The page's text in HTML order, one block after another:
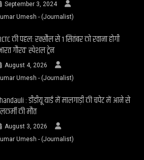
September 3, 2024
Umesh - (Journalist)
की पहल: रक्सौल से 1 सितंबर को रवाना होगी
गौरव’ स्पेशल ट्रेन
August 4, 2026
Umesh - (Journalist)
: डीडीयू यार्ड में मालगाड़ी की चपेट में आने से
की मौत
August 3, 2026
Umesh - (Journalist)